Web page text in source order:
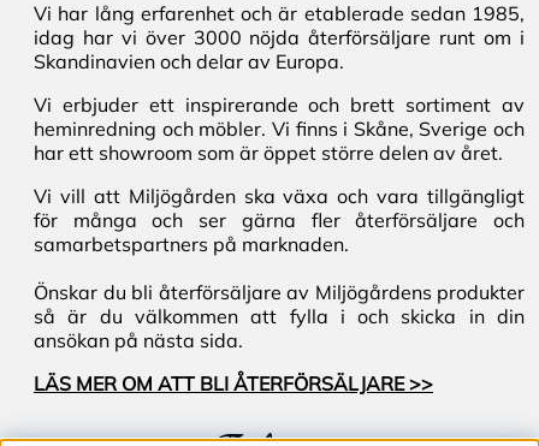
Vi har lång erfarenhet och är etablerade sedan 1985,
idag har vi över 3000 nöjda återförsäljare runt om i
Skandinavien och delar av Europa.
Vi erbjuder ett inspirerande och brett sortiment av
heminredning och möbler. Vi finns i Skåne, Sverige och
har ett showroom som är öppet större delen av året.
Vi vill att Miljögården ska växa och vara tillgängligt
för många och ser gärna fler återförsäljare och
samarbetspartners på marknaden.
Önskar du bli återförsäljare av Miljögårdens produkter
så är du välkommen att fylla i och skicka in din
ansökan på nästa sida.
LÄS MER OM ATT BLI ÅTERFÖRSÄLJARE >>